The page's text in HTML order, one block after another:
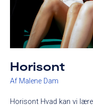
Horisont
Af Malene Dam
Horisont Hvad kan vi